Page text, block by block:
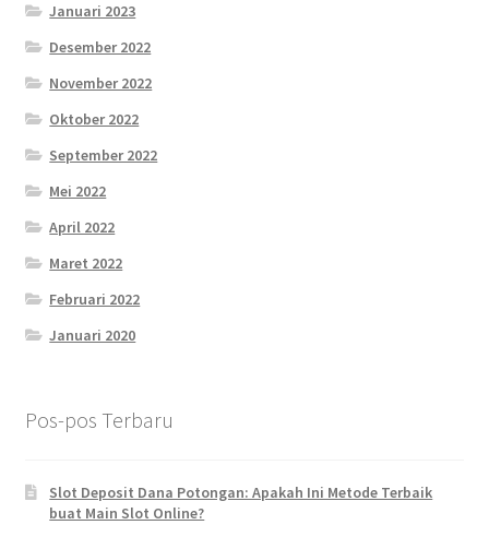
Januari 2023
Desember 2022
November 2022
Oktober 2022
September 2022
Mei 2022
April 2022
Maret 2022
Februari 2022
Januari 2020
Pos-pos Terbaru
Slot Deposit Dana Potongan: Apakah Ini Metode Terbaik
buat Main Slot Online?